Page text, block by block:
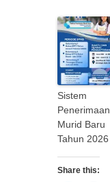
Sistem
Penerimaan
Murid Baru
Tahun 2026
Share this: